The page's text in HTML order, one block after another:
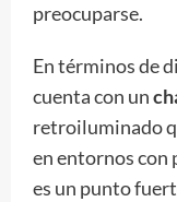
preocuparse.
En términos de
cuenta con un
retroiluminado
en entornos con
es un punto